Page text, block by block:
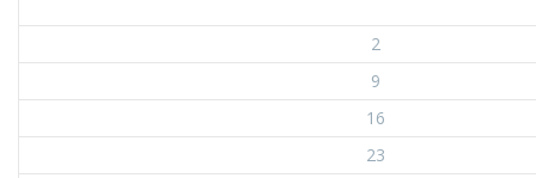
2
9
16
23